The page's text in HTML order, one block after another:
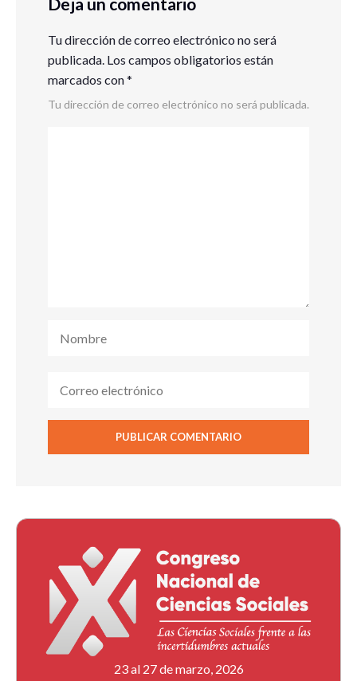
Tu dirección de correo electrónico no será
publicada. Los campos obligatorios están
marcados con*
Tu dirección de correo electrónico no será publicada.
23 al 27 de marzo, 2026